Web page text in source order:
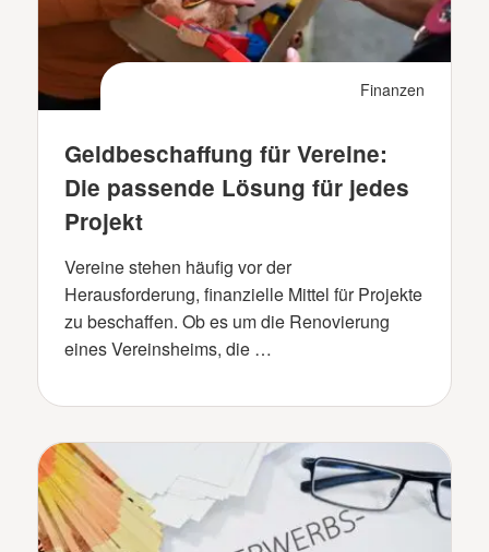
Finanzen
Geldbeschaffung für Vereine:
Die passende Lösung für jedes
Projekt
Vereine stehen häufig vor der
Herausforderung, finanzielle Mittel für Projekte
zu beschaffen. Ob es um die Renovierung
eines Vereinsheims, die …